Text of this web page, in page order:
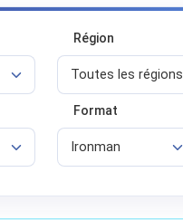
Région
Format